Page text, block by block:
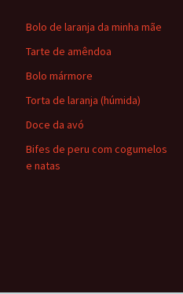
Bolo de laranja da minha mãe
Tarte de amêndoa
Bolo mármore
Torta de laranja (húmida)
Doce da avó
Bifes de peru com cogumelos
e natas